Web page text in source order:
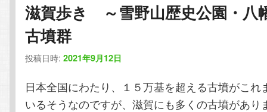
コ
ン
ン
ン
テ
ツ
滋賀歩き ～雪野山歴史公園・八
古墳群
投稿日時:2021年9月12日
日本全国にわたり、１５万基を超える古墳がこれ
いるそうなのですが、滋賀にも多くの古墳があり